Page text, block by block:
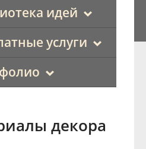
идей
услуги
декора